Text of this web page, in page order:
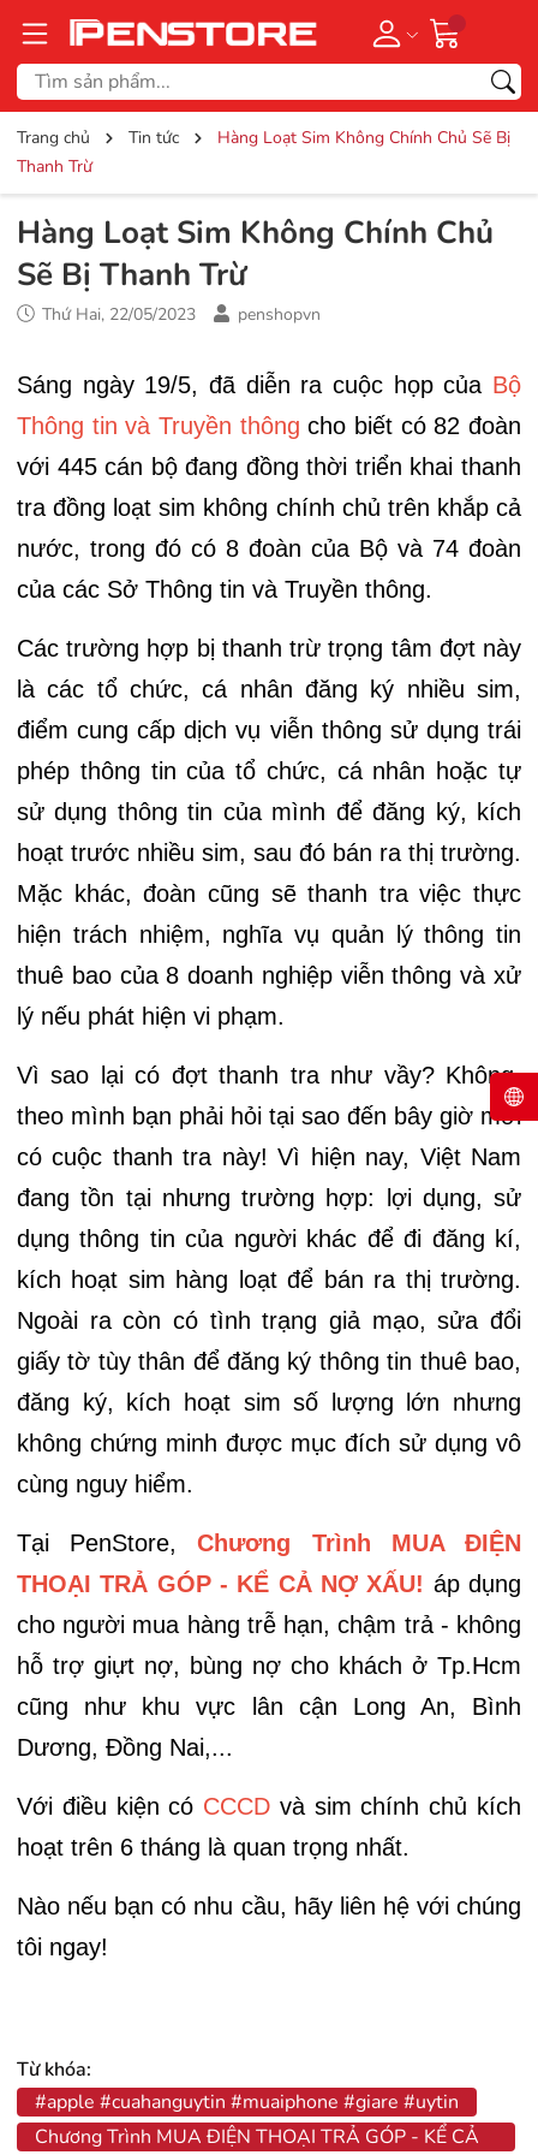
Trang chủ Tin tức
Hàng Loạt Sim Không Chính Chủ Sẽ Bị
Thanh Trừ
Hàng Loạt Sim Không Chính Chủ
Sẽ Bị Thanh Trừ
Thứ Hai, 22/05/2023 penshopvn
Sáng ngày 19/5, đã diễn ra cuộc họp của Bộ
Thông tin và Truyền thông cho biết có 82 đoàn
với 445 cán bộ đang đồng thời triển khai thanh
tra đồng loạt sim không chính chủ trên khắp cả
nước, trong đó có 8 đoàn của Bộ và 74 đoàn
của các Sở Thông tin và Truyền thông.
Các trường hợp bị thanh trừ trọng tâm đợt này
là các tổ chức, cá nhân đăng ký nhiều sim,
điểm cung cấp dịch vụ viễn thông sử dụng trái
phép thông tin của tổ chức, cá nhân hoặc tự
sử dụng thông tin của mình để đăng ký, kích
hoạt trước nhiều sim, sau đó bán ra thị trường.
Mặc khác, đoàn cũng sẽ thanh tra việc thực
hiện trách nhiệm, nghĩa vụ quản lý thông tin
thuê bao của 8 doanh nghiệp viễn thông và xử
lý nếu phát hiện vi phạm.
Vì sao lại có đợt thanh tra như vầy? Không,
theo mình bạn phải hỏi tại sao đến bây giờ mới
có cuộc thanh tra này! Vì hiện nay, Việt Nam
đang tồn tại nhưng trường hợp: lợi dụng, sử
dụng thông tin của người khác để đi đăng kí,
kích hoạt sim hàng loạt để bán ra thị trường.
Ngoài ra còn có tình trạng giả mạo, sửa đổi
giấy tờ tùy thân để đăng ký thông tin thuê bao,
đăng ký, kích hoạt sim số lượng lớn nhưng
không chứng minh được mục đích sử dụng vô
cùng nguy hiểm.
Tại PenStore,Chương Trình MUA ĐIỆN
THOẠI TRẢ GÓP - KỂ CẢ NỢ XẤU! áp dụng
cho người mua hàng trễ hạn, chậm trả - không
hỗ trợ giựt nợ, bùng nợ cho khách ở Tp.Hcm
cũng như khu vực lân cận Long An, Bình
Dương, Đồng Nai,...
Với điều kiện có CCCD và sim chính chủ kích
hoạt trên 6 tháng là quan trọng nhất.
Nào nếu bạn có nhu cầu, hãy liên hệ với chúng
tôi ngay!
Từ khóa:
#apple #cuahanguytin #muaiphone #giare #uytin
Chương Trình MUA ĐIỆN THOẠI TRẢ GÓP - KỂ CẢ